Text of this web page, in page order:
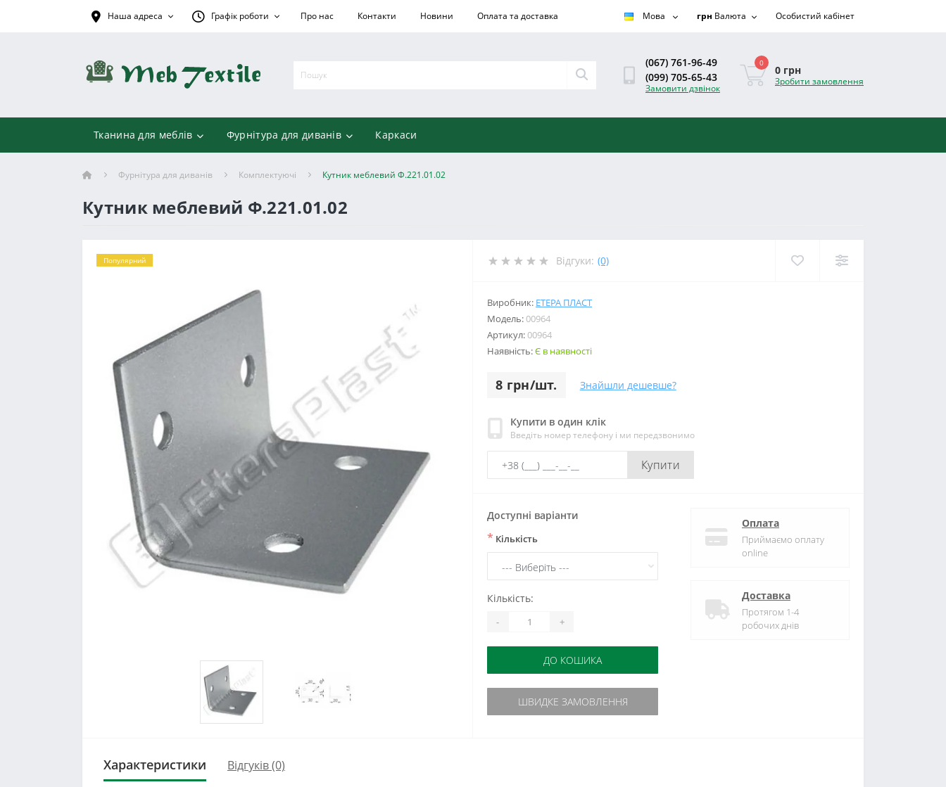
Наша адреса Графік роботи Про нас Контакти Новини Оплата та доставка Мова грн Валюта Особистий кабінет
(067) 761-96-49
(099) 705-65-43
Замовити дзвінок
0
0 грн
Зробити замовлення
Тканина для меблів Фурнітура для диванів Каркаси
Фурнітура для диванів Комплектуючі Кутник меблевий Ф.221.01.02
Кутник меблевий Ф.221.01.02
Популярний Відгуки: (0)
Виробник: ЕТЕРА ПЛАСТ
Модель:00964
Артикул:00964
Наявність:Є в наявності
8 грн/шт. Знайшли дешевше?
Купити в один клік
Введіть номер телефону і ми передзвонимо
Купити
Доступні варіанти
* Кількість
Кількість:
- +
ДО КОШИКА
ШВИДКЕ ЗАМОВЛЕННЯ
Оплата
Приймаємо оплату
online
Доставка
Протягом 1-4
робочих днів
Характеристики Відгуків (0)